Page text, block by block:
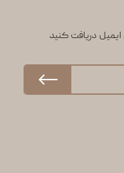
ایمیل دریافت کنید